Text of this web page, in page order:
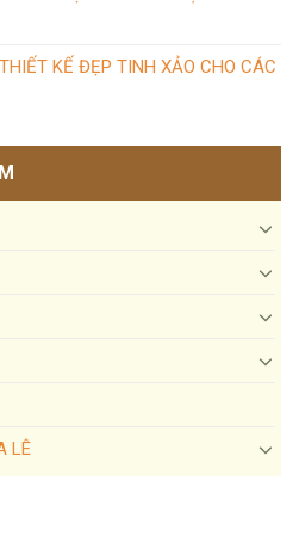
KẾ ĐẸP TINH XẢO CHO CÁC
LÊ